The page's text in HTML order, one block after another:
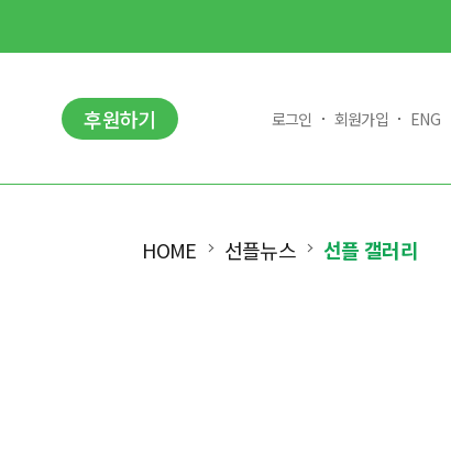
후원하기 로그인 회원가입 ENG
HOME 선플뉴스 선플 갤러리